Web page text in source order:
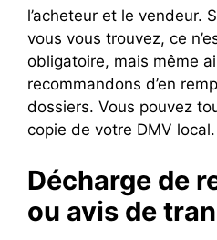
l’acheteur et le vendeur.
vous vous trouvez, ce
obligatoire, mais même
recommandons d’en
dossiers. Vous pouvez
copie de votre DMV local.
Décharge de
ou avis de